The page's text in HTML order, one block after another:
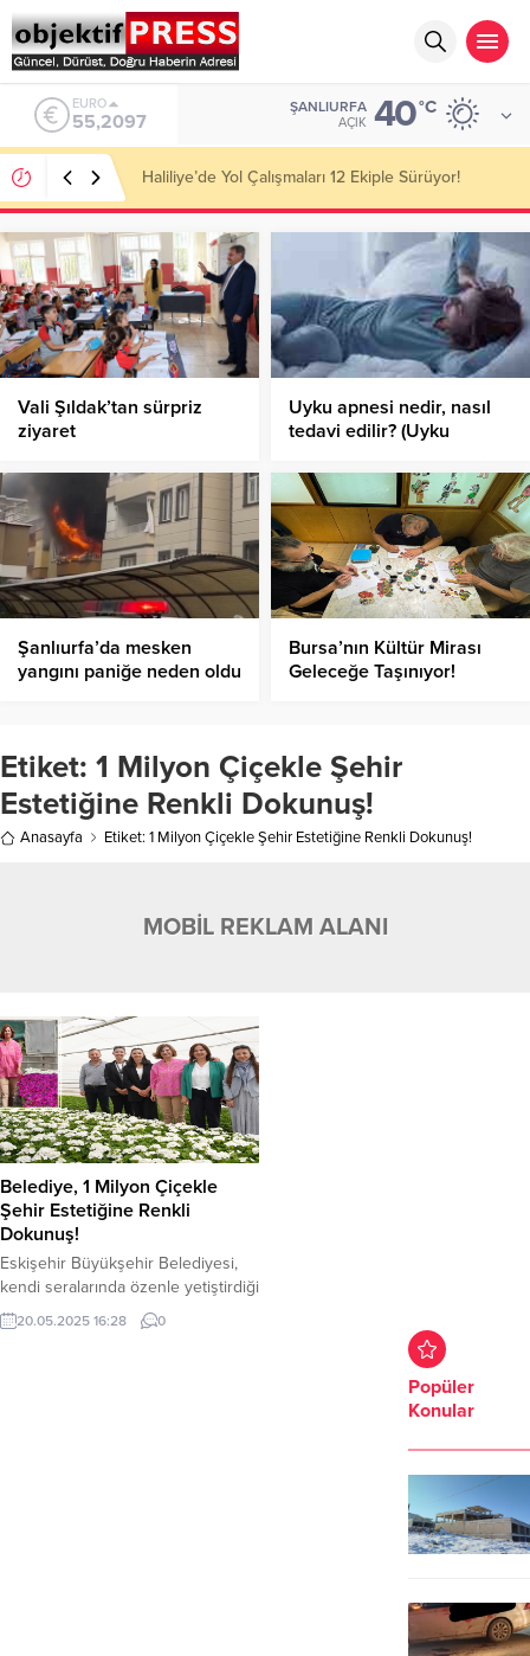
ALTIN
6.680,93
ŞANLIURFA
AÇIK 40°C
Başkan Ünlüce Temmuz Ayını Değerlendirdi!
Vali Şıldak’tan sürpriz
ziyaret
Uyku apnesi nedir, nasıl
tedavi edilir? (Uyku
nedenleri nelerdir?)
Şanlıurfa’da mesken
yangını paniğe neden oldu
Bursa’nın Kültür Mirası
Geleceğe Taşınıyor!
Etiket: 1 Milyon Çiçekle Şehir
Estetiğine Renkli Dokunuş!
Anasayfa Etiket: 1 Milyon Çiçekle Şehir Estetiğine Renkli Dokunuş!
MOBİL REKLAM ALANI
Belediye, 1 Milyon Çiçekle
Şehir Estetiğine Renkli
Dokunuş!
Eskişehir Büyükşehir Belediyesi,
kendi seralarında özenle yetiştirdiği
rengârenk çiçeklerle şehri adeta
bir çiçek bahçesine dönüştürmeye
20.05.2025 16:28 0
Popüler
Konular